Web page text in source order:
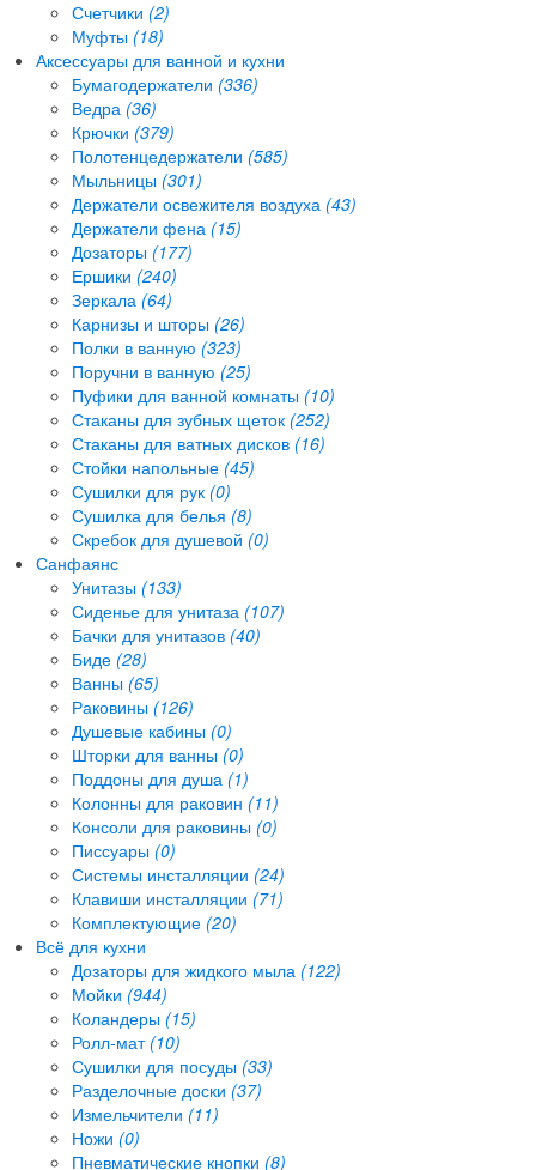
Счетчики (2)
Муфты (18)
Аксессуары для ванной и кухни
Бумагодержатели (336)
Ведра (36)
Крючки (379)
Полотенцедержатели (585)
Мыльницы (301)
Держатели освежителя воздуха (43)
Держатели фена (15)
Дозаторы (177)
Ершики (240)
Зеркала (64)
Карнизы и шторы (26)
Полки в ванную (323)
Поручни в ванную (25)
Пуфики для ванной комнаты (10)
Стаканы для зубных щеток (252)
Стаканы для ватных дисков (16)
Стойки напольные (45)
Сушилки для рук (0)
Сушилка для белья (8)
Скребок для душевой (0)
Санфаянс
Унитазы (133)
Сиденье для унитаза (107)
Бачки для унитазов (40)
Биде (28)
Ванны (65)
Раковины (126)
Душевые кабины (0)
Шторки для ванны (0)
Поддоны для душа (1)
Колонны для раковин (11)
Консоли для раковины (0)
Писсуары (0)
Системы инсталляции (24)
Клавиши инсталляции (71)
Комплектующие (20)
Всё для кухни
Дозаторы для жидкого мыла (122)
Мойки (944)
Коландеры (15)
Ролл-мат (10)
Сушилки для посуды (33)
Разделочные доски (37)
Измельчители (11)
Ножи (0)
Пневматические кнопки (8)